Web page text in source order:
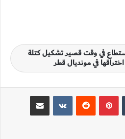
استطاع في وقت قصير تشكيل كتلة
في مونديال قطر
بينتيريست